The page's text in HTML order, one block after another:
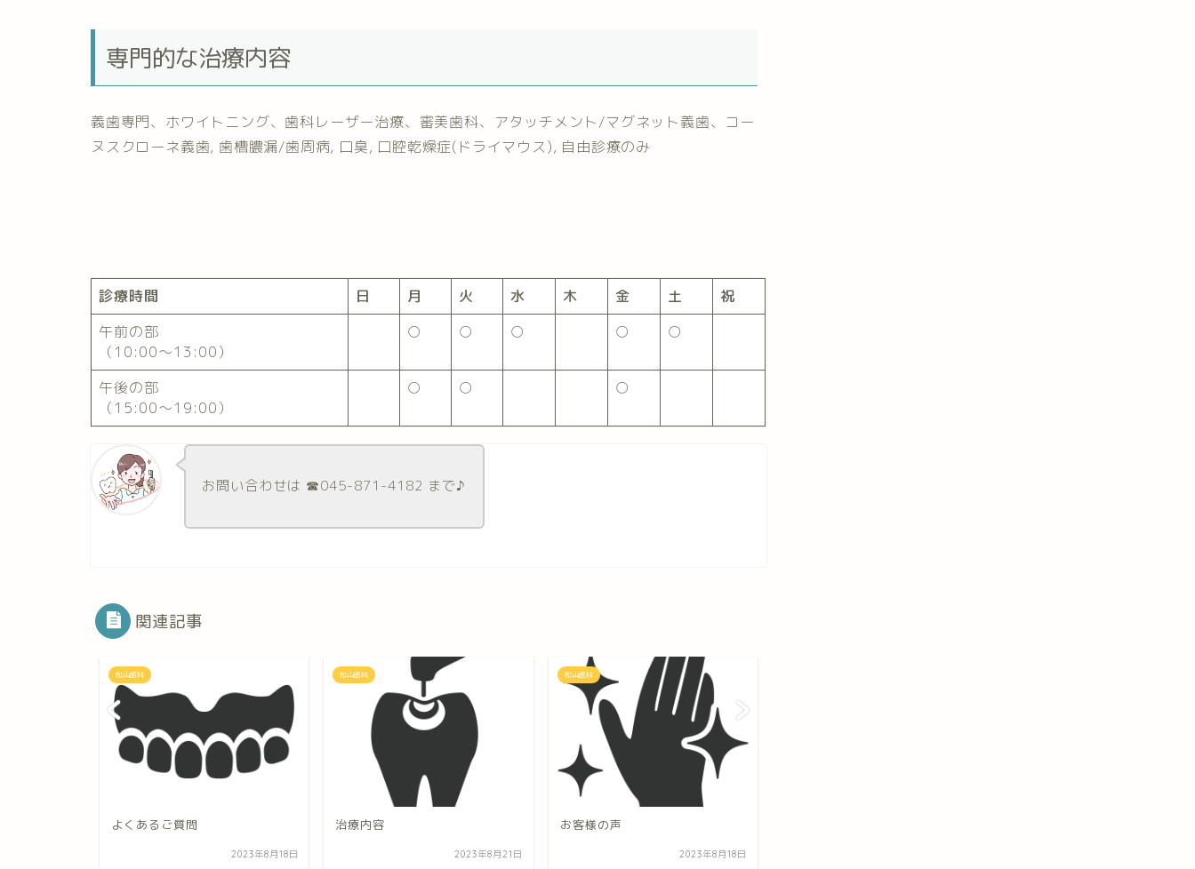
専門的な治療内容
義歯専門、ホワイトニング、歯科レーザー治療、審美歯科、アタッチメント/マグネット義歯、コー
ヌスクローネ義歯, 歯槽膿漏/歯周病, 口臭, 口腔乾燥症(ドライマウス), 自由診療のみ
診療時間 日 月 火 水 木 金 土
祝
午前の部
（10:00〜13:00）
○ ○ ○ ○ ○
午後の部
（15:00〜19:00）
○ ○ ○
お問い合わせは ☎︎045-871-4182 まで♪
関連記事
松山歯科
よくあるご質問
2023年8月18日
松山歯科
治療内容
2023年8月21日
松山歯科
お客様の声
2023年8月18日